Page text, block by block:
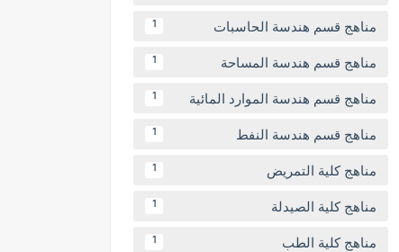
مناهج قسم هندسة الحاسبات 1
مناهج قسم هندسة المساحة 1
مناهج قسم هندسة الموارد المائية 1
مناهج قسم هندسة النفط 1
مناهج كلية التمريض 1
مناهج كلية الصيدلة 1
مناهج كلية الطب 1